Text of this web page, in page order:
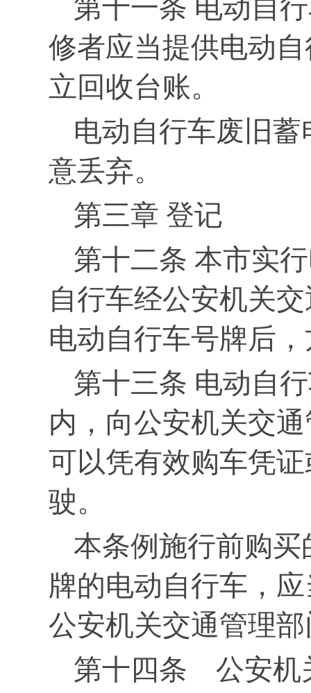
第十一条 电动自
修者应当提供电动
立回收台账。
电动自行车废旧
意丢弃。
第三章 登记
第十二条 本市实
自行车经公安机关
电动自行车号牌后
第十三条 电动自
内，向公安机关交
可以凭有效购车凭
驶。
本条例施行前购
牌的电动自行车，
公安机关交通管理
第十四条 公安机